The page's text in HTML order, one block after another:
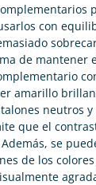
con
de mantener
amarillo
neutros y
que el
se
de los